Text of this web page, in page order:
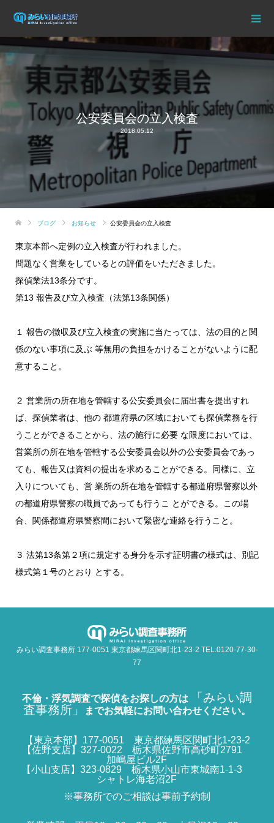
公安委員会の立入検査
2018.05.12
ブログ お知らせ 公安委員会の立入検査
東京本部へ定例の立入検査が行われました。
問題なく営業をしているとの評価をいただきました。
探偵業法13条分です。
第13 報告及び立入検査（法第13条関係）
１ 報告の徴収及び立入検査の実施に当たっては、法の目的と関
係のない事項に及ぶ 等無用の負担をかけることがないように配
意すること。
２ 営業所の所在地を管轄する公安委員会に届出書を提出すれ
ば、探偵業者は、他の 都道府県の区域においても探偵業務を行
うことができることから、法の施行に必要 な限度においては、
営業所の所在地を管轄する公安委員会以外の公安委員会であっ
ても、報告又は資料の提出を求めることができる。同様に、立
入りについても、営 業所の所在地を管轄する都道府県警察以外
の都道府県警察の職員であっても行うこ とができる。この場
合、関係都道府県警察間において緊密な連絡を行うこと。
３ 法第13条第２項に規定する身分を示す証明書の様式は、別記
様式第１号のとおり とする。
みらい調査事務所 177-0051 東京都練馬区関町北1-23-2 TEL.0120-77-30-
77
不倫・浮気調査で探偵をお探しの方は
「みらい調
査事務所」
までお気軽にお問い合わせください。
【東京本部】177-0051 東京都練馬区関町北1-23-2
【佐野支店】327-0022 栃木県佐野市高砂町2791
加嶋屋ビル2F
【小山支店】323-0829 栃木県小山市東城南1-1-3
シャトレ海老沼2F
※事務所でのご相談は事前予約制